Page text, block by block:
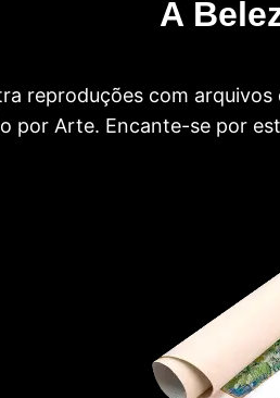
A
reproduções com
por Arte. Encante-se por